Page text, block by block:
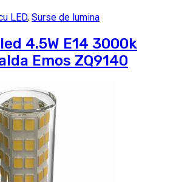
LED, Surse de lumina
4.5W E14 3000k
Emos ZQ9140